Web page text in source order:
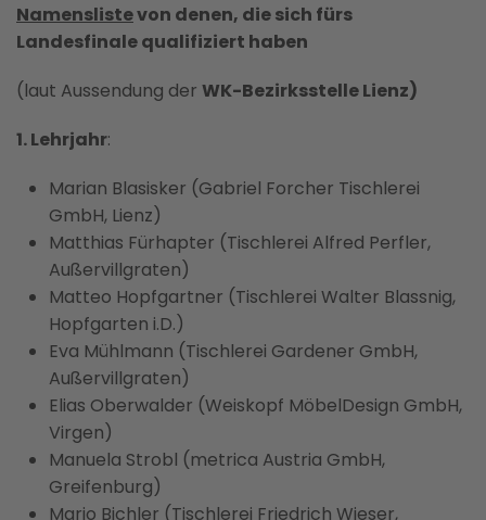
Namenslistevon denen, die sich fürs
Landesfinale qualifiziert haben
(laut Aussendung der WK-Bezirksstelle Lienz)
1. Lehrjahr:
Marian Blasisker (Gabriel Forcher Tischlerei
GmbH, Lienz)
Matthias Fürhapter (Tischlerei Alfred Perfler,
Außervillgraten)
Matteo Hopfgartner (Tischlerei Walter Blassnig,
Hopfgarten i.D.)
Eva Mühlmann (Tischlerei Gardener GmbH,
Außervillgraten)
Elias Oberwalder (Weiskopf MöbelDesign GmbH,
Virgen)
Manuela Strobl (metrica Austria GmbH,
Greifenburg)
Mario Bichler (Tischlerei Friedrich Wieser,